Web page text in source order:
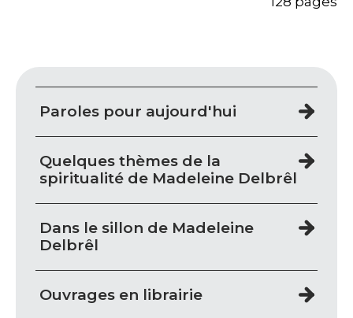
Paroles pour aujourd'hui
Quelques thèmes de la
spiritualité de Madeleine Delbrêl
Dans le sillon de Madeleine
Delbrêl
Ouvrages en librairie